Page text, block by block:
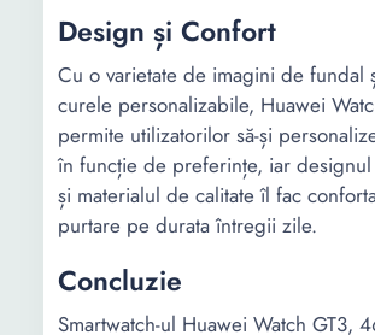
Design și Confort
Cu o varietate de imagini de fundal
curele personalizabile, Huawei
permite utilizatorilor să-și
în funcție de preferințe, iar
și materialul de calitate îl fac
purtare pe durata întregii zile.
Concluzie
Smartwatch-ul Huawei Watch GT3,